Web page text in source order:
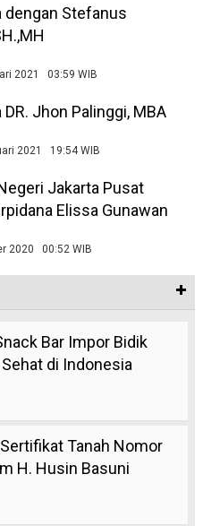
dengan Stefanus
2021 03:59 WIB
Jhon Palinggi, MBA
2021 19:54 WIB
Jakarta Pusat
Elissa Gunawan
2020 00:52 WIB
Bar Impor Bidik
di Indonesia
Tanah Nomor
H. Husin Basuni